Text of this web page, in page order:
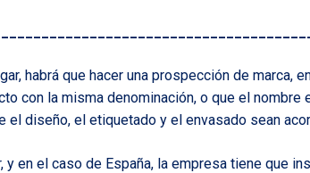
habrá que hacer una prospección de marca,
con la misma denominación, o que el
el diseño, el etiquetado y el envasado sean
y en el caso de España, la empresa tiene que